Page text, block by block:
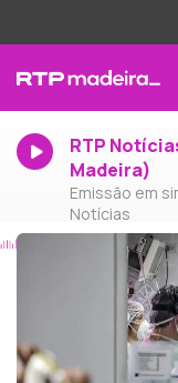
RTP
Madeira)
Emissão em
Notícias